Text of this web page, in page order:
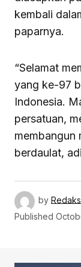
kembali
paparnya.
“Selamat
yang ke-97
Indonesia.
persatuan,
membangun
berdaulat,
by
Published